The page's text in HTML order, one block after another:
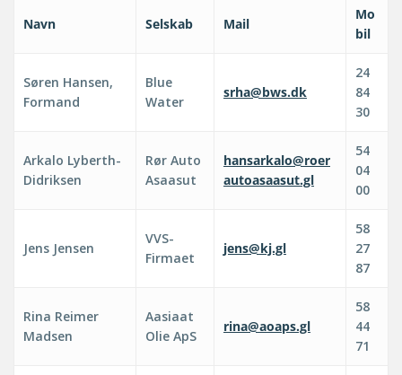
Navn Selskab Mail
Mo
bil
Søren Hansen,
Formand
Blue
Water
srha@bws.dk
24
84
30
Arkalo Lyberth-
Didriksen
Rør Auto
Asaasut
hansarkalo@roer
autoasaasut.gl
54
04
00
Jens Jensen
VVS-
Firmaet
jens@kj.gl
58
27
87
Rina Reimer
Madsen
Aasiaat
Olie ApS
rina@aoaps.gl
58
44
71